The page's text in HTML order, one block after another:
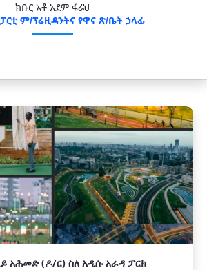
ክቡር አቶ አደም ፋራህ
ም/ፕሬዚዳንትና የዋና ጽ/ቤት ኃላፊ
አሕመድ (ዶ/ር) ስለ አዲሱ አራዳ ፓርክ